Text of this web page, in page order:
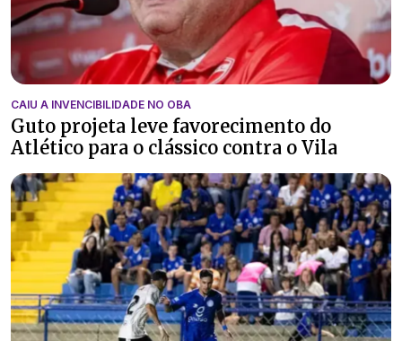
CAIU A INVENCIBILIDADE NO OBA
Guto projeta leve favorecimento do
Atlético para o clássico contra o Vila